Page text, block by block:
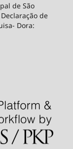
de São
de
Dora: